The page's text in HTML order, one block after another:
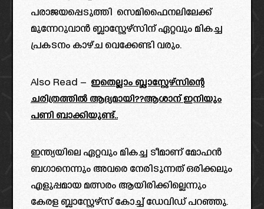
പരാജയപ്പെടുത്തി സെമിഫൈനലിലേക്ക്
മുന്നേറുവാൻ ബ്ലാസ്റ്റേഴ്സിന് ഏറ്റവും മികച്ച
പ്രകടനം കാഴ്ച വെക്കേണ്ടി വരും.
Also Read – ഇതെല്ലാം ബ്ലാസ്റ്റേഴ്സിന്റെ
ചരിത്രത്തിൽ ആദ്യമായി??ആശാന് ഇനിയും
പണി ബാക്കിയുണ്ട്..
ഇന്ത്യയിലെ ഏറ്റവും മികച്ച ടീമാണ് മോഹൻ
ബഗാനെന്നും അവരെ നേരിടുന്നത് ഒരിക്കലും
എളുപ്പമായ മത്സരം ആയിരിക്കില്ലെന്നും
കേരള ബ്ലാസ്റ്റേഴ്‌സ് കോച്ച് ഡേവിഡ് പറഞ്ഞു.